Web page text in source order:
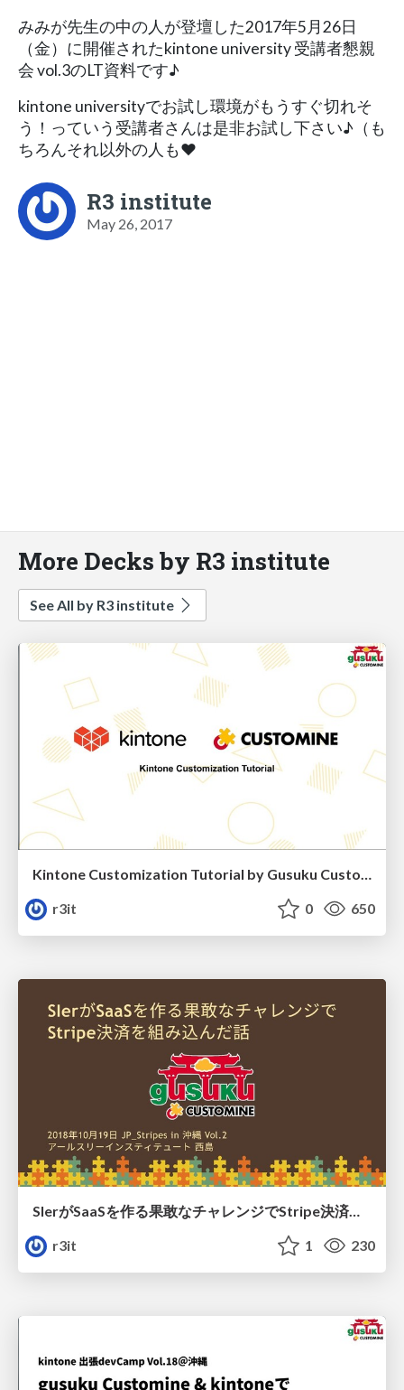
みみが先生の中の人が登壇した2017年5月26日
（金）に開催されたkintone university 受講者懇親
会 vol.3のLT資料です♪
kintone universityでお試し環境がもうすぐ切れそ
う！っていう受講者さんは是非お試し下さい♪（も
ちろんそれ以外の人も❤
R3 institute
May 26, 2017
More Decks by R3 institute
See All by R3 institute
Kintone Customization Tutorial by Gusuku Customine en01
r3it
0 650
r3it
1 230